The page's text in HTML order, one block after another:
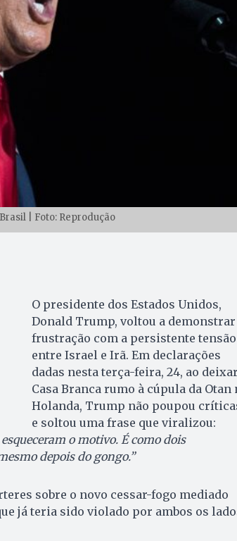
| Foto: Reprodução
O presidente dos Estados Unidos,
Donald Trump, voltou a demonstrar
frustração com a persistente tensão
entre Israel e Irã. Em declarações
dadas nesta terça-feira, 24, ao
Casa Branca rumo à cúpula da Otan
Holanda, Trump não poupou
e soltou uma frase que viralizou:
o motivo. É como dois
depois do gongo.”
sobre o novo cessar-fogo mediado
já teria sido violado por ambos os